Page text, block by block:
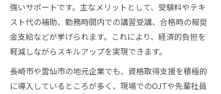
強いサポートです。主なメリットとして、受験料やテキ
スト代の補助、勤務時間内での講習受講、合格時の報奨
金支給などが挙げられます。これにより、経済的負担を
軽減しながらスキルアップを実現できます。
長崎市や雲仙市の地元企業でも、資格取得支援を積極的
に導入しているところが多く、現場でのOJTや先輩社員